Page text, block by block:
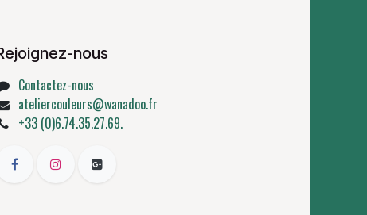
nous
Contactez-nous
ateliercouleurs@wanadoo.fr
+33 (0)6.74.35.27.69.